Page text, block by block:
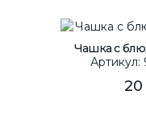
Чашка с
Артикул:
20